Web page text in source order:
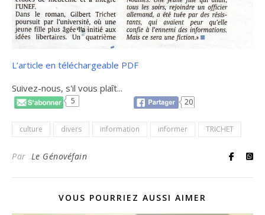
L’article en téléchargeable PDF
Suivez-nous, s'il vous plaît...
5 20
culture divers information informer TRICHET
Par Le Génovéfain
VOUS POURRIEZ AUSSI AIMER